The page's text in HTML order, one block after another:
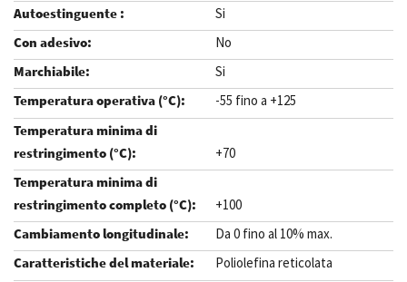
Si
No
Si
-55 fino a +125
+70
+100
Da 0 fino al 10% max.
Poliolefina reticolata